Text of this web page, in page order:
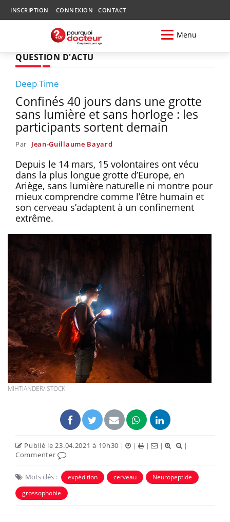
INSCRIPTION CONNEXION CONTACT
Menu
QUESTION D'ACTU
Deep Time
Confinés 40 jours dans une grotte
sans lumière et sans horloge : les
participants sortent demain
Par Jean-Guillaume Bayard
Depuis le 14 mars, 15 volontaires ont vécu
dans la plus longue grotte d’Europe, en
Ariège, sans lumière naturelle ni montre pour
mieux comprendre comme l’être humain et
son cerveau s’adaptent à un confinement
extrême.
MIHTIANDER/ISTOCK
Publié le 23.04.2021 à 19h30 | | | |
|
Commenter
Mots clés : expédition cerveau
Neuropeptide
grossophobie